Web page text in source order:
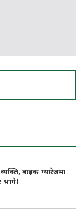
बाइक ग्यारेजमा
भागे!